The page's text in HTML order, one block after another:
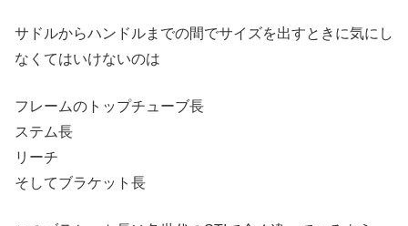
サドルからハンドルまでの間でサイズを出すときに気にし
なくてはいけないのは
フレームのトップチューブ長
ステム長
リーチ
そしてブラケット長